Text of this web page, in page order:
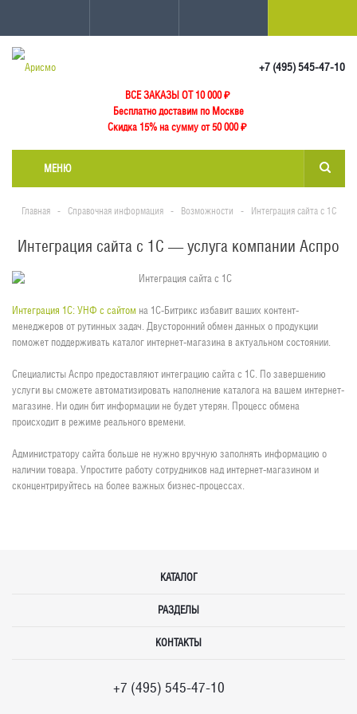
+7 (495) 545-47-10
ВСЕ ЗАКАЗЫ ОТ 10 000₽
Бесплатно доставим по Москве
Скидка 15% на сумму от 50 000 ₽
МЕНЮ
Главная - Справочная информация - Возможности - Интеграция сайта с 1С
Интеграция сайта с 1С — услуга компании Аспро
Интеграция 1С: УНФ с сайтом на 1С-Битрикс избавит ваших контент-
менеджеров от рутинных задач. Двусторонний обмен данных о продукции
поможет поддерживать каталог интернет-магазина в актуальном состоянии.
Специалисты Аспро предоставляют интеграцию сайта с 1С. По завершению
услуги вы сможете автоматизировать наполнение каталога на вашем интернет-
магазине. Ни один бит информации не будет утерян. Процесс обмена
происходит в режиме реального времени.
Администратору сайта больше не нужно вручную заполнять информацию о
наличии товара. Упростите работу сотрудников над интернет-магазином и
сконцентрируйтесь на более важных бизнес-процессах.
КАТАЛОГ
РАЗДЕЛЫ
КОНТАКТЫ
+7 (495) 545-47-10